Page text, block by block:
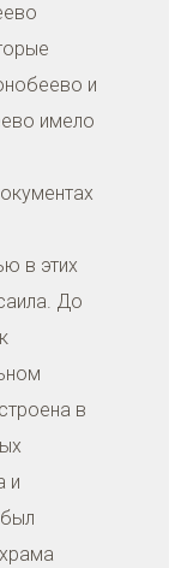
и
имело
в этих
До
в
и